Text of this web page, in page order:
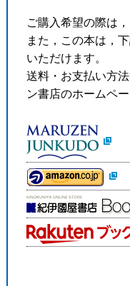
ご購入希望の際は
また，この本は，
いただけます。
送料・お支払い方
ン書店のホームペ